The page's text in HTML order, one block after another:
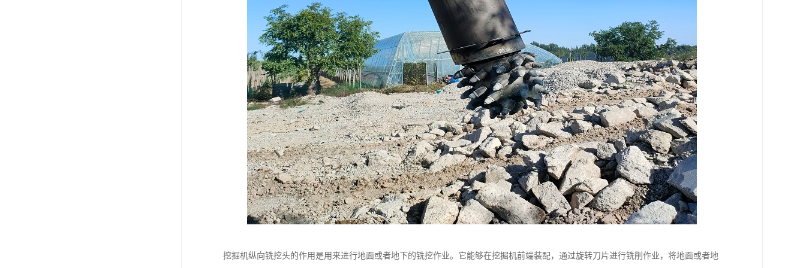
挖掘机纵向铣挖头的作用是用来进行地面或者地下的铣挖作业。它能够在挖掘机前端装配，通过旋转刀片进行铣削作业，将地面或者地